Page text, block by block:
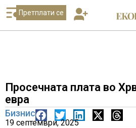
Претплати се
Просечната плата во
евра
Бизнис
19 септември, 2025